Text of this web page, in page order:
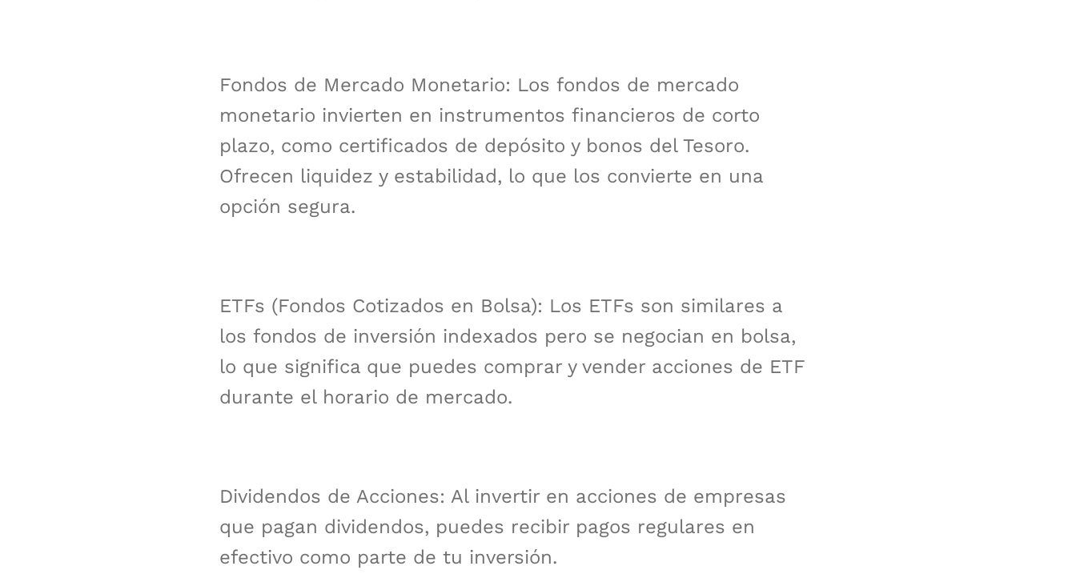
Fondos de Mercado Monetario: Los fondos de mercado
monetario invierten en instrumentos financieros de corto
plazo, como certificados de depósito y bonos del Tesoro.
Ofrecen liquidez y estabilidad, lo que los convierte en una
opción segura.
ETFs (Fondos Cotizados en Bolsa): Los ETFs son similares a
los fondos de inversión indexados pero se negocian en bolsa,
lo que significa que puedes comprar y vender acciones de ETF
durante el horario de mercado.
Dividendos de Acciones: Al invertir en acciones de empresas
que pagan dividendos, puedes recibir pagos regulares en
efectivo como parte de tu inversión.